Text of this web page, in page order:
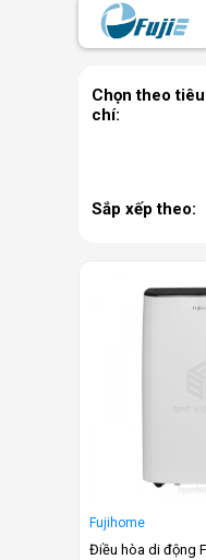
Chọn theo tiêu
chí:
Sắp xếp theo:
Fujihome
Điều hòa di động